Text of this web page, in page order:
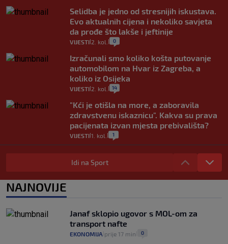
Selidba je jedno od stresnijih iskustava.
Evo aktualnih cijena i nekoliko savjeta
da prođe što lakše i jeftinije
VIJESTI 2. kol. 0
Izračunali smo koliko košta putovanje
automobilom na Hvar iz Zagreba, a
koliko iz Osijeka
VIJESTI 2. kol. 14
"Kći je otišla na more, a zaboravila
zdravstvenu iskaznicu". Kakva su prava
pacijenata izvan mjesta prebivališta?
VIJESTI 1. kol. 1
Provjerili smo "što ćemo onda" ako
Plenković na 15 dana ukine mjere: "Ne bi
se dogodilo ništa. Vlada se zaljubila u te
intervencije"
Analitičar o Mostu: Oni su u yin-yang
poziciji i imaju drugog najpoznatijeg
bravara u povijesti Hrvatske
30. srp.
Idi na Sport
NAJNOVIJE
Janaf sklopio ugovor s MOL-om za
transport nafte
EKONOMIJA prije 17 min 0